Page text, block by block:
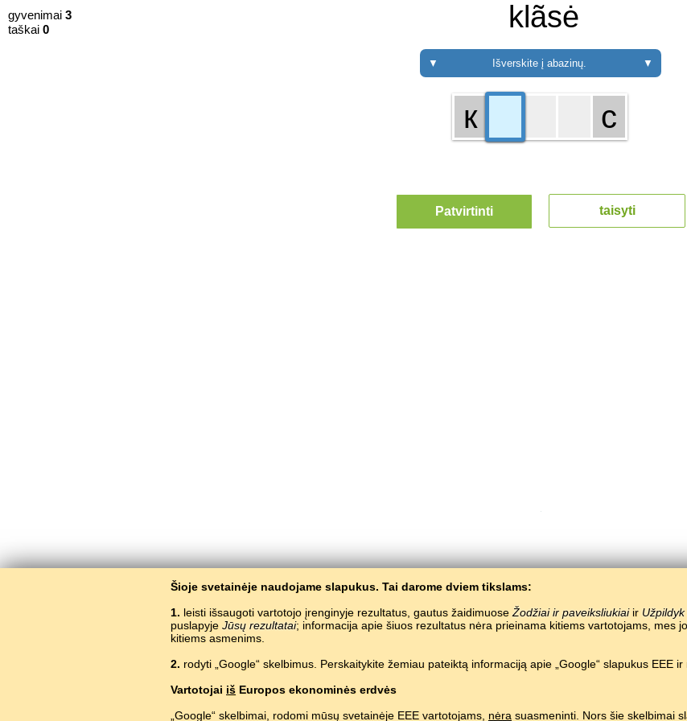
gyvenimai 3
taškai 0 klãsė
▼ Išverskite į abazinų. ▼
Šioje svetainėje naudojame slapukus. Tai darome dviem tikslams:
1. leisti išsaugoti vartotojo įrenginyje rezultatus, gautus žaidimuose Žodžiai ir paveiksliukiaiir
puslapyje Jūsų rezultatai; informacija apie šiuos rezultatus nėra prieinama kitiems vartotojams, mes
kitiems asmenims.
2. rodyti „Google“ skelbimus. Perskaitykite žemiau pateiktą informaciją apie „Google“ slapukus EEE
Vartotojai iš Europos ekonominės erdvės
„Google“ skelbimai, rodomi mūsų svetainėje EEE vartotojams, nėra suasmeninti. Nors šie skelbimai
Visos teisės saugomos.